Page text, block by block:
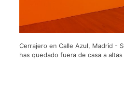
Cerrajero en Calle Azul, Madrid -
has quedado fuera de casa a